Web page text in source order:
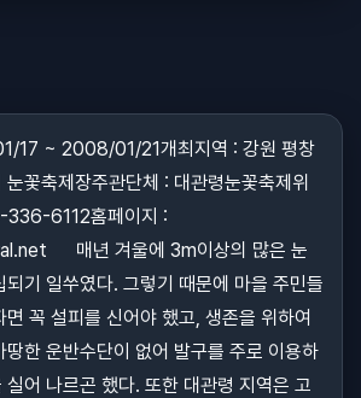
17 ~ 2008/01/21개최지역 : 강원 평창
꽃축제장주관단체 : 대관령눈꽃축제위
336-6112홈페이지 :
매년 겨울에 3m이상의 많은 눈
되기 일쑤였다. 그렇기 때문에 마을 주민들
꼭 설피를 신어야 했고, 생존을 위하여
땅한 운반수단이 없어 발구를 주로 이용하
어 나르곤 했다. 또한 대관령 지역은 고